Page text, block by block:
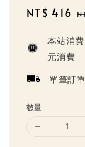
Sale
NT$ 416
本站消
元消費
單筆訂
數量